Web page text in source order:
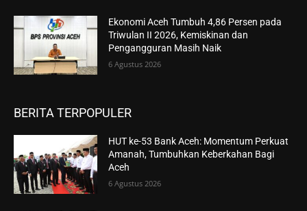
Ekonomi Aceh Tumbuh 4,86 Persen pada
Triwulan II 2026, Kemiskinan dan
Pengangguran Masih Naik
6 Agustus 2026
BERITA TERPOPULER
HUT ke-53 Bank Aceh: Momentum Perkuat
Amanah, Tumbuhkan Keberkahan Bagi
Aceh
6 Agustus 2026